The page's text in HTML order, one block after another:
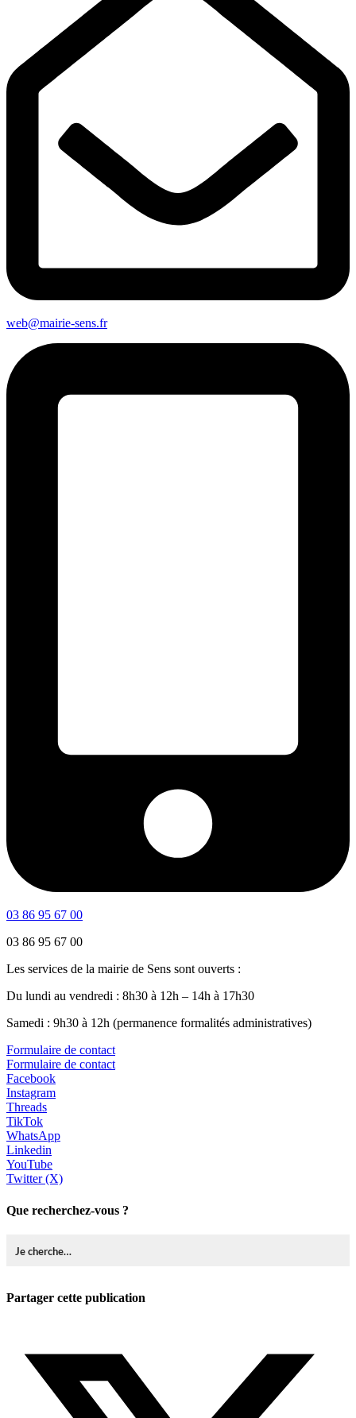
web@mairie-sens.fr
03 86 95 67 00
03 86 95 67 00
Les services de la mairie de Sens sont ouverts :
Du lundi au vendredi : 8h30 à 12h – 14h à 17h30
Samedi : 9h30 à 12h (permanence formalités administratives)
Formulaire de contact
Formulaire de contact
Facebook
Instagram
Threads
TikTok
WhatsApp
Linkedin
YouTube
Twitter (X)
Que recherchez-vous ?
Partager cette publication